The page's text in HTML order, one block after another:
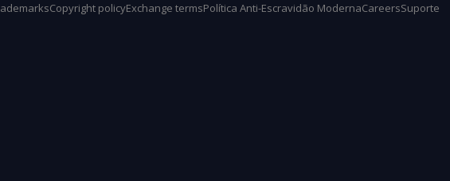
Copyright policyExchange termsPolítica Anti-Escravidão ModernaCareersSuporte